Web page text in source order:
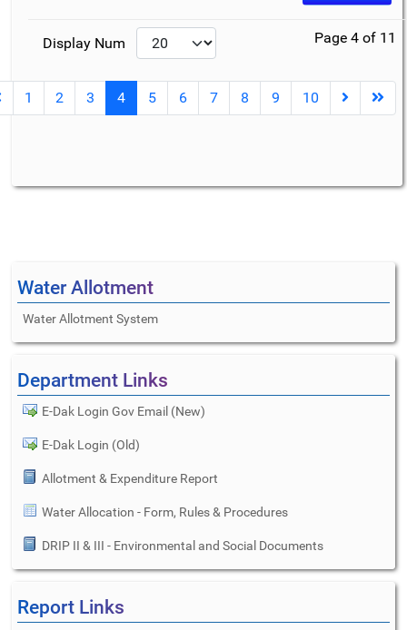
Display Num Page 4 of 11
1 2 3 4 5 6 7 8 9 10
Water Allotment
Water Allotment System
Department Links
E-Dak Login Gov Email (New)
E-Dak Login (Old)
Allotment & Expenditure Report
Water Allocation - Form, Rules & Procedures
DRIP II & III - Environmental and Social Documents
Report Links